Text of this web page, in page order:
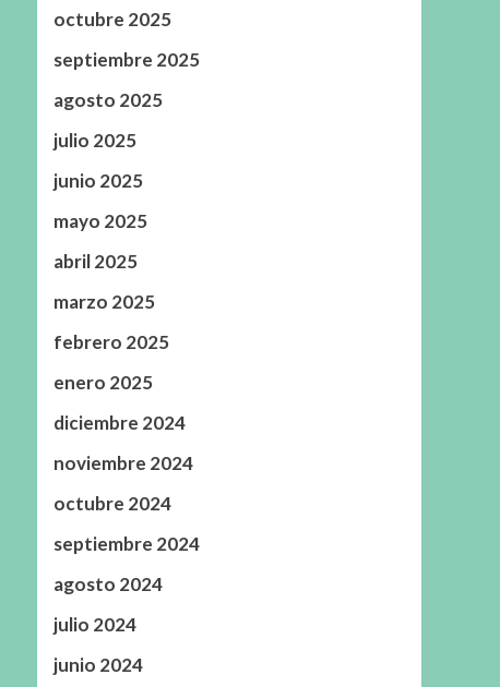
octubre 2025
septiembre 2025
agosto 2025
julio 2025
junio 2025
mayo 2025
abril 2025
marzo 2025
febrero 2025
enero 2025
diciembre 2024
noviembre 2024
octubre 2024
septiembre 2024
agosto 2024
julio 2024
junio 2024